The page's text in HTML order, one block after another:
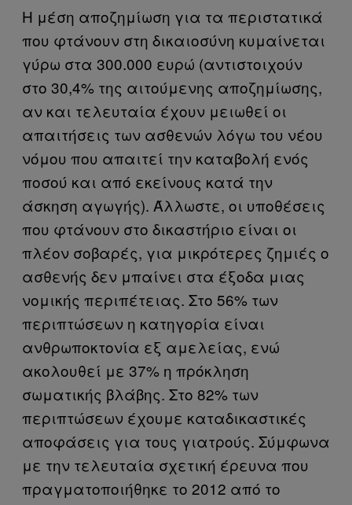
Η μέση αποζημίωση για τα περιστατικά
που φτάνουν στη δικαιοσύνη κυμαίνεται
γύρω στα 300.000 ευρώ (αντιστοιχούν
στο 30,4% της αιτούμενης αποζημίωσης,
αν και τελευταία έχουν μειωθεί οι
απαιτήσεις των ασθενών λόγω του νέου
νόμου που απαιτεί την καταβολή ενός
ποσού και από εκείνους κατά την
άσκηση αγωγής). Άλλωστε, οι υποθέσεις
που φτάνουν στο δικαστήριο είναι οι
πλέον σοβαρές, για μικρότερες ζημιές ο
ασθενής δεν μπαίνει στα έξοδα μιας
νομικής περιπέτειας. Στο 56% των
περιπτώσεων η κατηγορία είναι
ανθρωποκτονία εξ αμελείας, ενώ
ακολουθεί με 37% η πρόκληση
σωματικής βλάβης. Στο 82% των
περιπτώσεων έχουμε καταδικαστικές
αποφάσεις για τους γιατρούς. Σύμφωνα
με την τελευταία σχετική έρευνα που
πραγματοποιήθηκε το 2012 από το